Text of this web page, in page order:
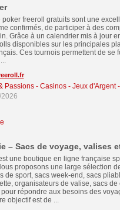
poker freeroll gratuits sont une
confirmés, de participer à des
Grâce à un calendrier mis à jour
disponibles sur les principales
Ces tournois permettent de se
Passions- Casinos - Jeux d'Argent
– Sacs de voyage, valises
une boutique en ligne française
proposons une large sélection
de sport, sacs week-end, sacs
organisateurs de valise, sacs
répondre aux besoins des
objectif est de ...